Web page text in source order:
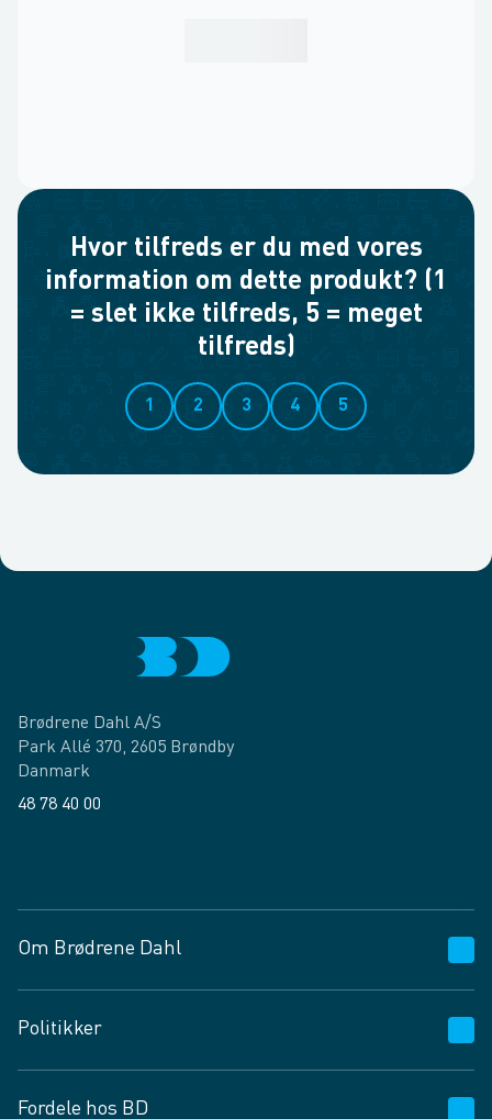
Hvor tilfreds er du med vores
information om dette produkt? (1
= slet ikke tilfreds, 5 = meget
tilfreds)
1 2 3 4 5
Brødrene Dahl A/S
Park Allé 370, 2605 Brøndby
Danmark
48 78 40 00
Om Brødrene Dahl
Vagttelefon 30 10 89 89
Spørgsmål og svar
Job og karriere
Politikker
Fordele hos BD